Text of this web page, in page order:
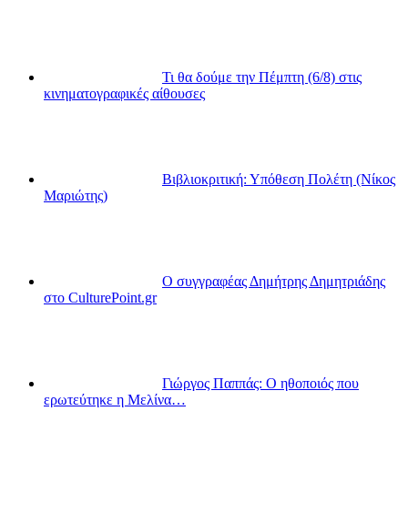
Τι θα δούμε την Πέμπτη (6/8) στις
κινηματογραφικές αίθουσες
Βιβλιοκριτική: Υπόθεση Πολέτη (Νίκος
Μαριώτης)
Ο συγγραφέας Δημήτρης Δημητριάδης
στο CulturePoint.gr
Γιώργος Παππάς: Ο ηθοποιός που
ερωτεύτηκε η Μελίνα…